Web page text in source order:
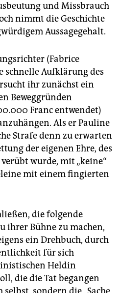
und Missbrauch
nimmt die Geschichte
Aussagegehalt.
(Fabrice
schnelle Aufklärung des
ihr zunächst ein
Beweggründen
Franc entwendet)
Als er Pauline
Strafe denn zu erwarten
der eigenen Ehre, des
wurde, mit „keine“
mit einem fingierten
die folgende
ihrer Bühne zu machen,
ein Drehbuch, durch
für sich
Heldin
die die Tat begangen